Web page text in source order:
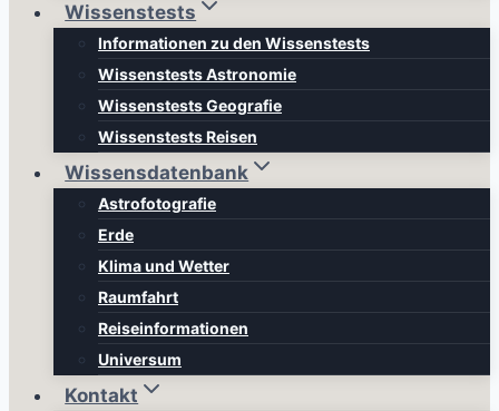
Wissenstests
Informationen zu den Wissenstests
Wissenstests Astronomie
Wissenstests Geografie
Wissenstests Reisen
Wissensdatenbank
Astrofotografie
Erde
Klima und Wetter
Raumfahrt
Reiseinformationen
Universum
Kontakt